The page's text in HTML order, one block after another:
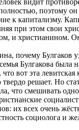
поэтому
к капитализму.
при этом свои
и христианином.
почему Булгаков
Булгакова была
что вот эталевитская
решает. Но
что смешивать
их всех очень
социолога и